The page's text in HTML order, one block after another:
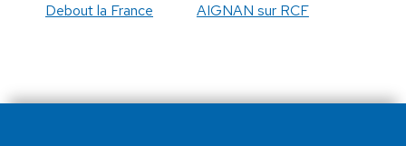
Debout la France
AIGNAN sur RCF